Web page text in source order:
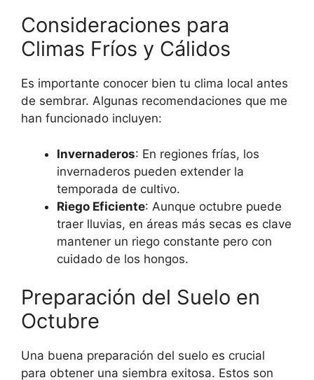
Consideraciones para
Climas Fríos y Cálidos
Es importante conocer bien tu clima local antes
de sembrar. Algunas recomendaciones que me
han funcionado incluyen:
Invernaderos: En regiones frías, los
invernaderos pueden extender la
temporada de cultivo.
Riego Eficiente: Aunque octubre puede
traer lluvias, en áreas más secas es clave
mantener un riego constante pero con
cuidado de los hongos.
Preparación del Suelo en
Octubre
Una buena preparación del suelo es crucial
para obtener una siembra exitosa. Estos son